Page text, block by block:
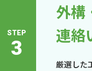
STEP
3
外構
連絡
厳選した